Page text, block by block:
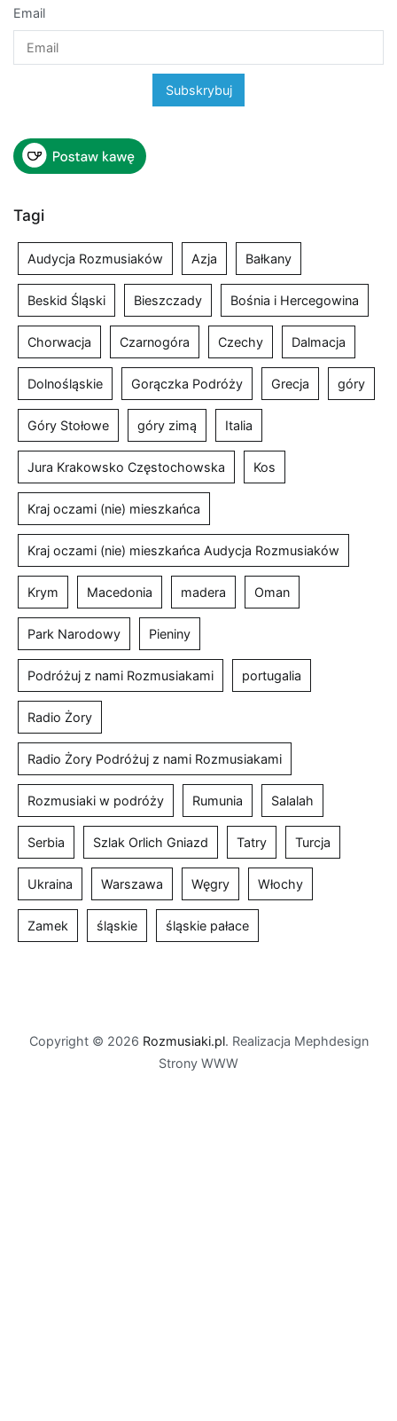
Email
Tagi
Audycja Rozmusiaków Azja Bałkany
Beskid Śląski Bieszczady Bośnia i Hercegowina
Chorwacja Czarnogóra Czechy Dalmacja
Dolnośląskie Gorączka Podróży Grecja góry
Góry Stołowe góry zimą Italia
Jura Krakowsko Częstochowska Kos
Kraj oczami (nie) mieszkańca
Kraj oczami (nie) mieszkańca Audycja Rozmusiaków
Krym Macedonia madera Oman
Park Narodowy Pieniny
Podróżuj z nami Rozmusiakami portugalia
Radio Żory
Radio Żory Podróżuj z nami Rozmusiakami
Rozmusiaki w podróży Rumunia Salalah
Serbia Szlak Orlich Gniazd Tatry Turcja
Ukraina Warszawa Węgry Włochy
Zamek śląskie śląskie pałace
Copyright © 2026 Rozmusiaki.pl. Realizacja Mephdesign
Strony WWW